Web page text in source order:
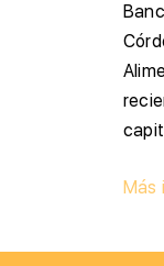
Más